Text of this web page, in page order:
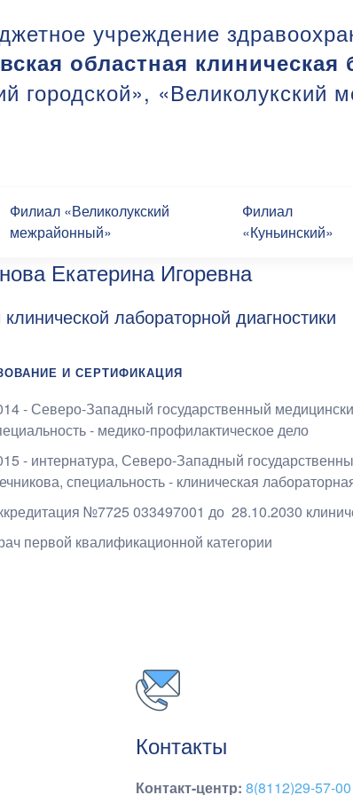
учреждение
областная клиническая
городской», «Великолукский
Филиал «Великолукский
межрайонный»
Филиал
«Куньинский»
Екатерина Игоревна
лабораторной диагностики
И СЕРТИФИКАЦИЯ
- Северо-Западный государственный
- медико-профилактическое дело
- интернатура, Северо-Западный
, специальность - клиническая
№7725 033497001 до 28.10.2030
первой квалификационной категории
Контакты
Контакт-центр: 8(8112)29-57-00